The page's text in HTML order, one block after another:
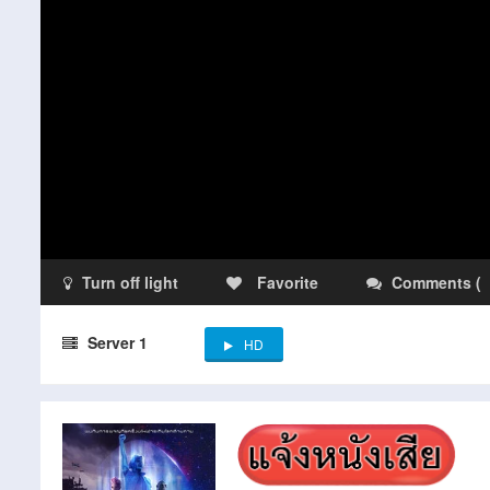
Turn off light Favorite Comments (
Server 1 HD